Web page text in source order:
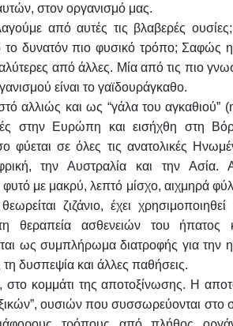
στον οργανισμό μας.
από αυτές τις βλαβερές
δυνατόν πιο φυσικό τρόπο; Σαφώς
από άλλες. Μία από τις πιο
είναι το γαϊδουράγκαθο.
αλλιώς και ως “γάλα του αγκαθιού”
στην Ευρώπη και εισήχθη στη
σε όλες τις ανατολικές
την Αυστραλία και την
φυτό με μακρύ, λεπτό μίσχο, αιχμηρά
ζιζάνιο, έχει
θεραπεία ασθενειών του ήπατος
ως συμπλήρωμα διατροφής για την
δυσπεψία και άλλες παθήσεις.
στο κομμάτι της αποτοξίνωσης. Η
ουσιών που συσσωρεύονται στο